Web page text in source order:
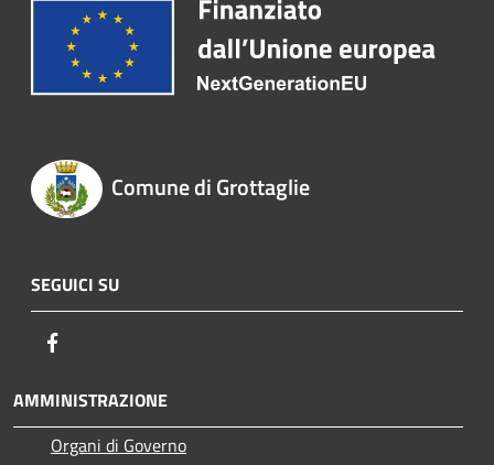
Comune di Grottaglie
SEGUICI SU
AMMINISTRAZIONE
Organi di Governo